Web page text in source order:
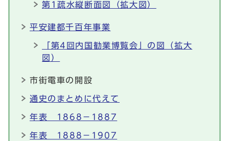
第1疏水縦断面図（拡大図）
平安建都千百年事業
「第4回内国勧業博覧会」の図（拡大
図）
市街電車の開設
通史のまとめに代えて
年表 1868－1887
年表 1888－1907